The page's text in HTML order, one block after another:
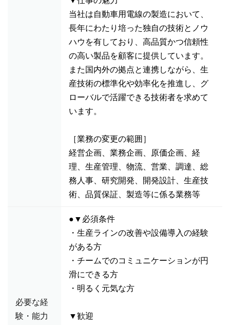
当社は自動車用電線の製造において、
長年にわたり培った独自の技術とノウ
ハウを有しており、高品質かつ信頼性
の高い製品を顧客に提供しています。
また国内外の拠点と連携しながら、生
産技術の標準化や効率化を推進し、グ
ローバルで活躍できる技術者を求めて
います。
［業務の変更の範囲］
経営企画、業務企画、原価企画、経
理、生産管理、物流、営業、調達、総
務人事、研究開発、開発設計、生産技
術、品質保証、製造等に係る業務等
必要な経
験・能力
●▼必須条件
・生産ラインの改善や設備導入の経験
がある方
・チームでのコミュニケーションが円
滑にできる方
・明るく元気な方
▼歓迎